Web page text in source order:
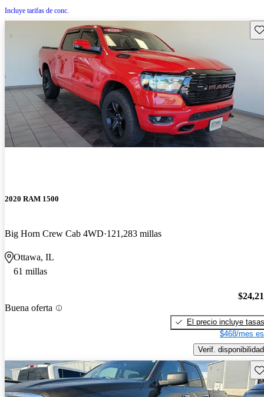
Incluye tarifas de conc.
2020 RAM 1500
Big Horn Crew Cab 4WD 121,283 millas
Ottawa, IL
61 millas
Buena oferta
El precio incluye tasas
$468/mes
Verif. disponibilidad